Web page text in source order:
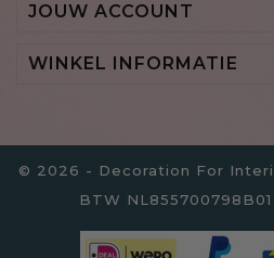
JOUW ACCOUNT
WINKEL INFORMATIE
© 2026 - Decoration For
BTW